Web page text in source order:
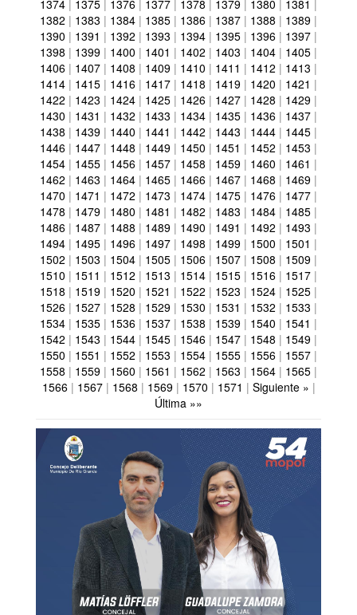
1374 1375 1376 1377 1378 1379 1380 1381
1382 | 1383 | 1384 | 1385 | 1386 | 1387 | 1388 | 1389 |
1390 | 1391 | 1392 | 1393 | 1394 | 1395 | 1396 | 1397 |
1398 | 1399 | 1400 | 1401 | 1402 | 1403 | 1404 | 1405 |
1406 | 1407 | 1408 | 1409 | 1410 | 1411 | 1412 | 1413 |
1414 | 1415 | 1416 | 1417 | 1418 | 1419 | 1420 | 1421 |
1422 | 1423 | 1424 | 1425 | 1426 | 1427 | 1428 | 1429 |
1430 | 1431 | 1432 | 1433 | 1434 | 1435 | 1436 | 1437 |
1438 | 1439 | 1440 | 1441 | 1442 | 1443 | 1444 | 1445 |
1446 | 1447 | 1448 | 1449 | 1450 | 1451 | 1452 | 1453 |
1454 | 1455 | 1456 | 1457 | 1458 | 1459 | 1460 | 1461 |
1462 | 1463 | 1464 | 1465 | 1466 | 1467 | 1468 | 1469 |
1470 | 1471 | 1472 | 1473 | 1474 | 1475 | 1476 | 1477 |
1478 | 1479 | 1480 | 1481 | 1482 | 1483 | 1484 | 1485 |
1486 | 1487 | 1488 | 1489 | 1490 | 1491 | 1492 | 1493 |
1494 | 1495 | 1496 | 1497 | 1498 | 1499 | 1500 | 1501 |
1502 | 1503 | 1504 | 1505 | 1506 | 1507 | 1508 | 1509 |
1510 | 1511 | 1512 | 1513 | 1514 | 1515 | 1516 | 1517 |
1518 | 1519 | 1520 | 1521 | 1522 | 1523 | 1524 | 1525 |
1526 | 1527 | 1528 | 1529 | 1530 | 1531 | 1532 | 1533 |
1534 | 1535 | 1536 | 1537 | 1538 | 1539 | 1540 | 1541 |
1542 | 1543 | 1544 | 1545 | 1546 | 1547 | 1548 | 1549 |
1550 | 1551 | 1552 | 1553 | 1554 | 1555 | 1556 | 1557 |
1558 | 1559 | 1560 | 1561 | 1562 | 1563 | 1564 | 1565 |
1566| 1567| 1568 | 1569| 1570 | 1571 | Siguiente » |
Última »»